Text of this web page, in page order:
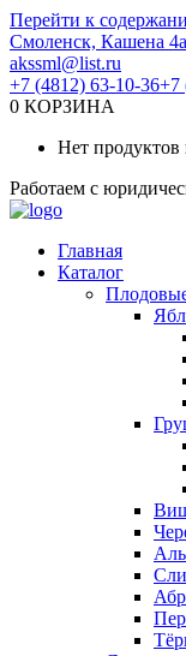
Перейти к
Смоленск, Кашена 4а
akssml@list.ru
+7 (4812) 63-10-36+7
0 КОРЗИНА
Нет продуктов
Работаем с
Главная
Каталог